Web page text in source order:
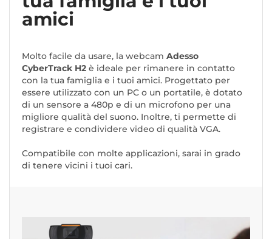
amici
Molto facile da usare, la webcam Adesso
CyberTrack H2 è ideale per rimanere in contatto
con la tua famiglia e i tuoi amici. Progettato per
essere utilizzato con un PC o un portatile, è dotato
di un sensore a 480p e di un microfono per una
migliore qualità del suono. Inoltre, ti permette di
registrare e condividere video di qualità VGA.
Compatibile con molte applicazioni, sarai in grado
di tenere vicini i tuoi cari.